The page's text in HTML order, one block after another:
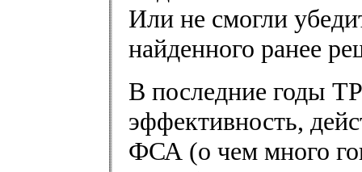
Или не смогли
найденного ранее
В последние годы
эффективность,
ФСА (о чем много